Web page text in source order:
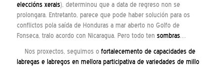
eleccións xerais), determinou que a data de regreso non se
prolongara. Entretanto, parece que pode haber solución para os
conflictos pola saída de Honduras a mar aberto no Golfo de
Fonseca, tralo acordo con Nicaragua. Pero todo ten sombras…
Nos proxectos, seguimos o fortalecemento de capacidades de
labregas e labregos en mellora participativa de variedades de millo